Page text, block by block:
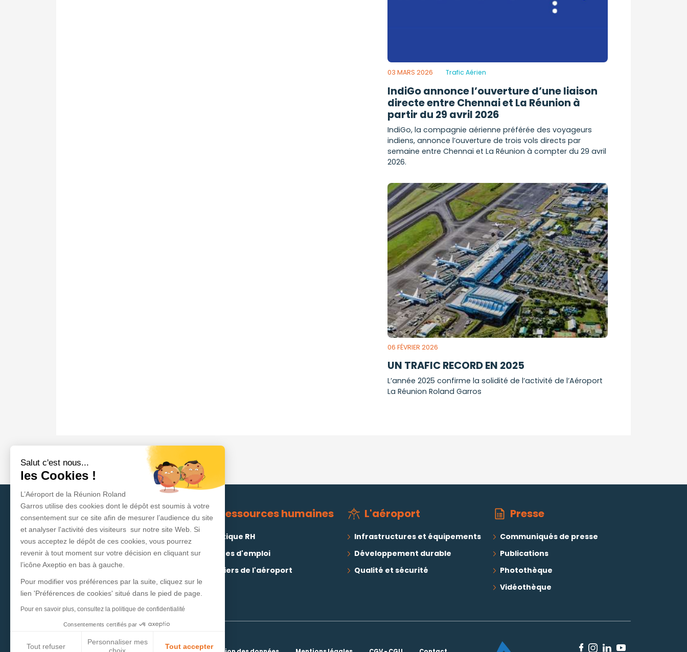
Salut c'est nous...
les Cookies !
L’Aéroport de la Réunion Roland
Garros utilise des cookies dont le dépôt est soumis à votre
consentement sur ce site afin de mesurer l’audience du site
et analyser l'activité des visiteurs sur notre site Web. Si
vous acceptez le dépôt de ces cookies, vous pourrez
revenir à tout moment sur votre décision en cliquant sur
l’icône Axeptio en bas à gauche.
Pour modifier vos préférences par la suite, cliquez sur le
lien 'Préférences de cookies' situé dans le pied de page.
Pour en savoir plus, consultez la politique de confidentialité
Consentements certifiés par
Tout refuser
Personnaliser mes
Tout accepter
03 MARS 2026 Trafic Aérien
IndiGo annonce l’ouverture d’une liaison
directe entre Chennai et La Réunion à
partir du 29 avril 2026
IndiGo, la compagnie aérienne préférée des voyageurs
indiens, annonce l’ouverture de trois vols directs par
semaine entre Chennai et La Réunion à compter du 29 avril
2026.
06 FÉVRIER 2026
UN TRAFIC RECORD EN 2025
L’année 2025 confirme la solidité de l’activité de l’Aéroport
La Réunion Roland Garros
À propos
Histoire
Organisation et gouvernance
Raison d'être et Valeurs
Contribution au territoire
Ressources humaines
Politique RH
Offres d'emploi
Métiers de l'aéroport
L'aéroport
Infrastructures et équipements
Développement durable
Qualité et sécurité
Presse
Communiqués de presse
Publications
Photothèque
Vidéothèque